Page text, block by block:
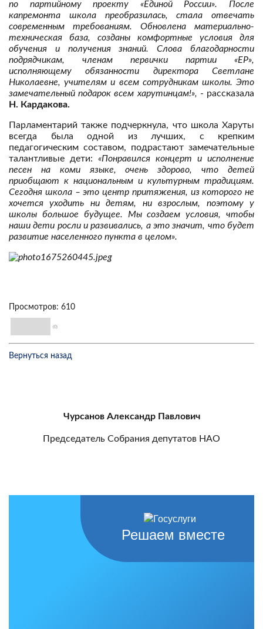
по партийному проекту «Единой России». После
капремонта школа преобразилась, стала отвечать
современным требованиям. Обновлена материально-
техническая база, созданы комфортные условия для
обучения и получения знаний. Слова благодарности
подрядчикам, членам первички партии «ЕР»,
исполняющему обязанности директора Светлане
Николаевне, учителям и всем сотрудникам школы. Это
замечательный подарок всем харутинцам!», - рассказала
Н. Кардакова.
Парламентарий также подчеркнула, что школа Харуты
всегда была одной из лучших, с крепким
педагогическим составом, подрастают замечательные
талантливые дети: «Понравился концерт и исполнение
песен на коми языке, очень здорово, что детей
приобщают к национальным и культурным традициям.
Сегодня школа – это центр притяжения, из которого не
хочется уходить ни детям, ни взрослым, поэтому у
школы большое будущее. Мы создаем условия, чтобы
наши дети росли и развивались, а это значит, что будет
развитие населенного пункта в целом».
Просмотров: 610
(0)
Вернуться назад
Чурсанов Александр Павлович
Председатель Собрания депутатов НАО
Решаем вместе